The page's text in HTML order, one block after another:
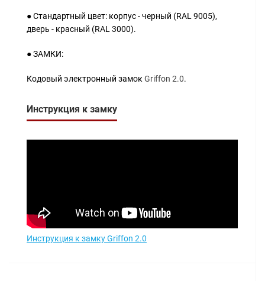
● Стандартный цвет: корпус - черный (RAL 9005),
дверь - красный (RAL 3000).
● ЗАМКИ:
Кодовый электронный замокGriffon 2.0.
Инструкция к замку
Инструкция к замкуGriffon 2.0